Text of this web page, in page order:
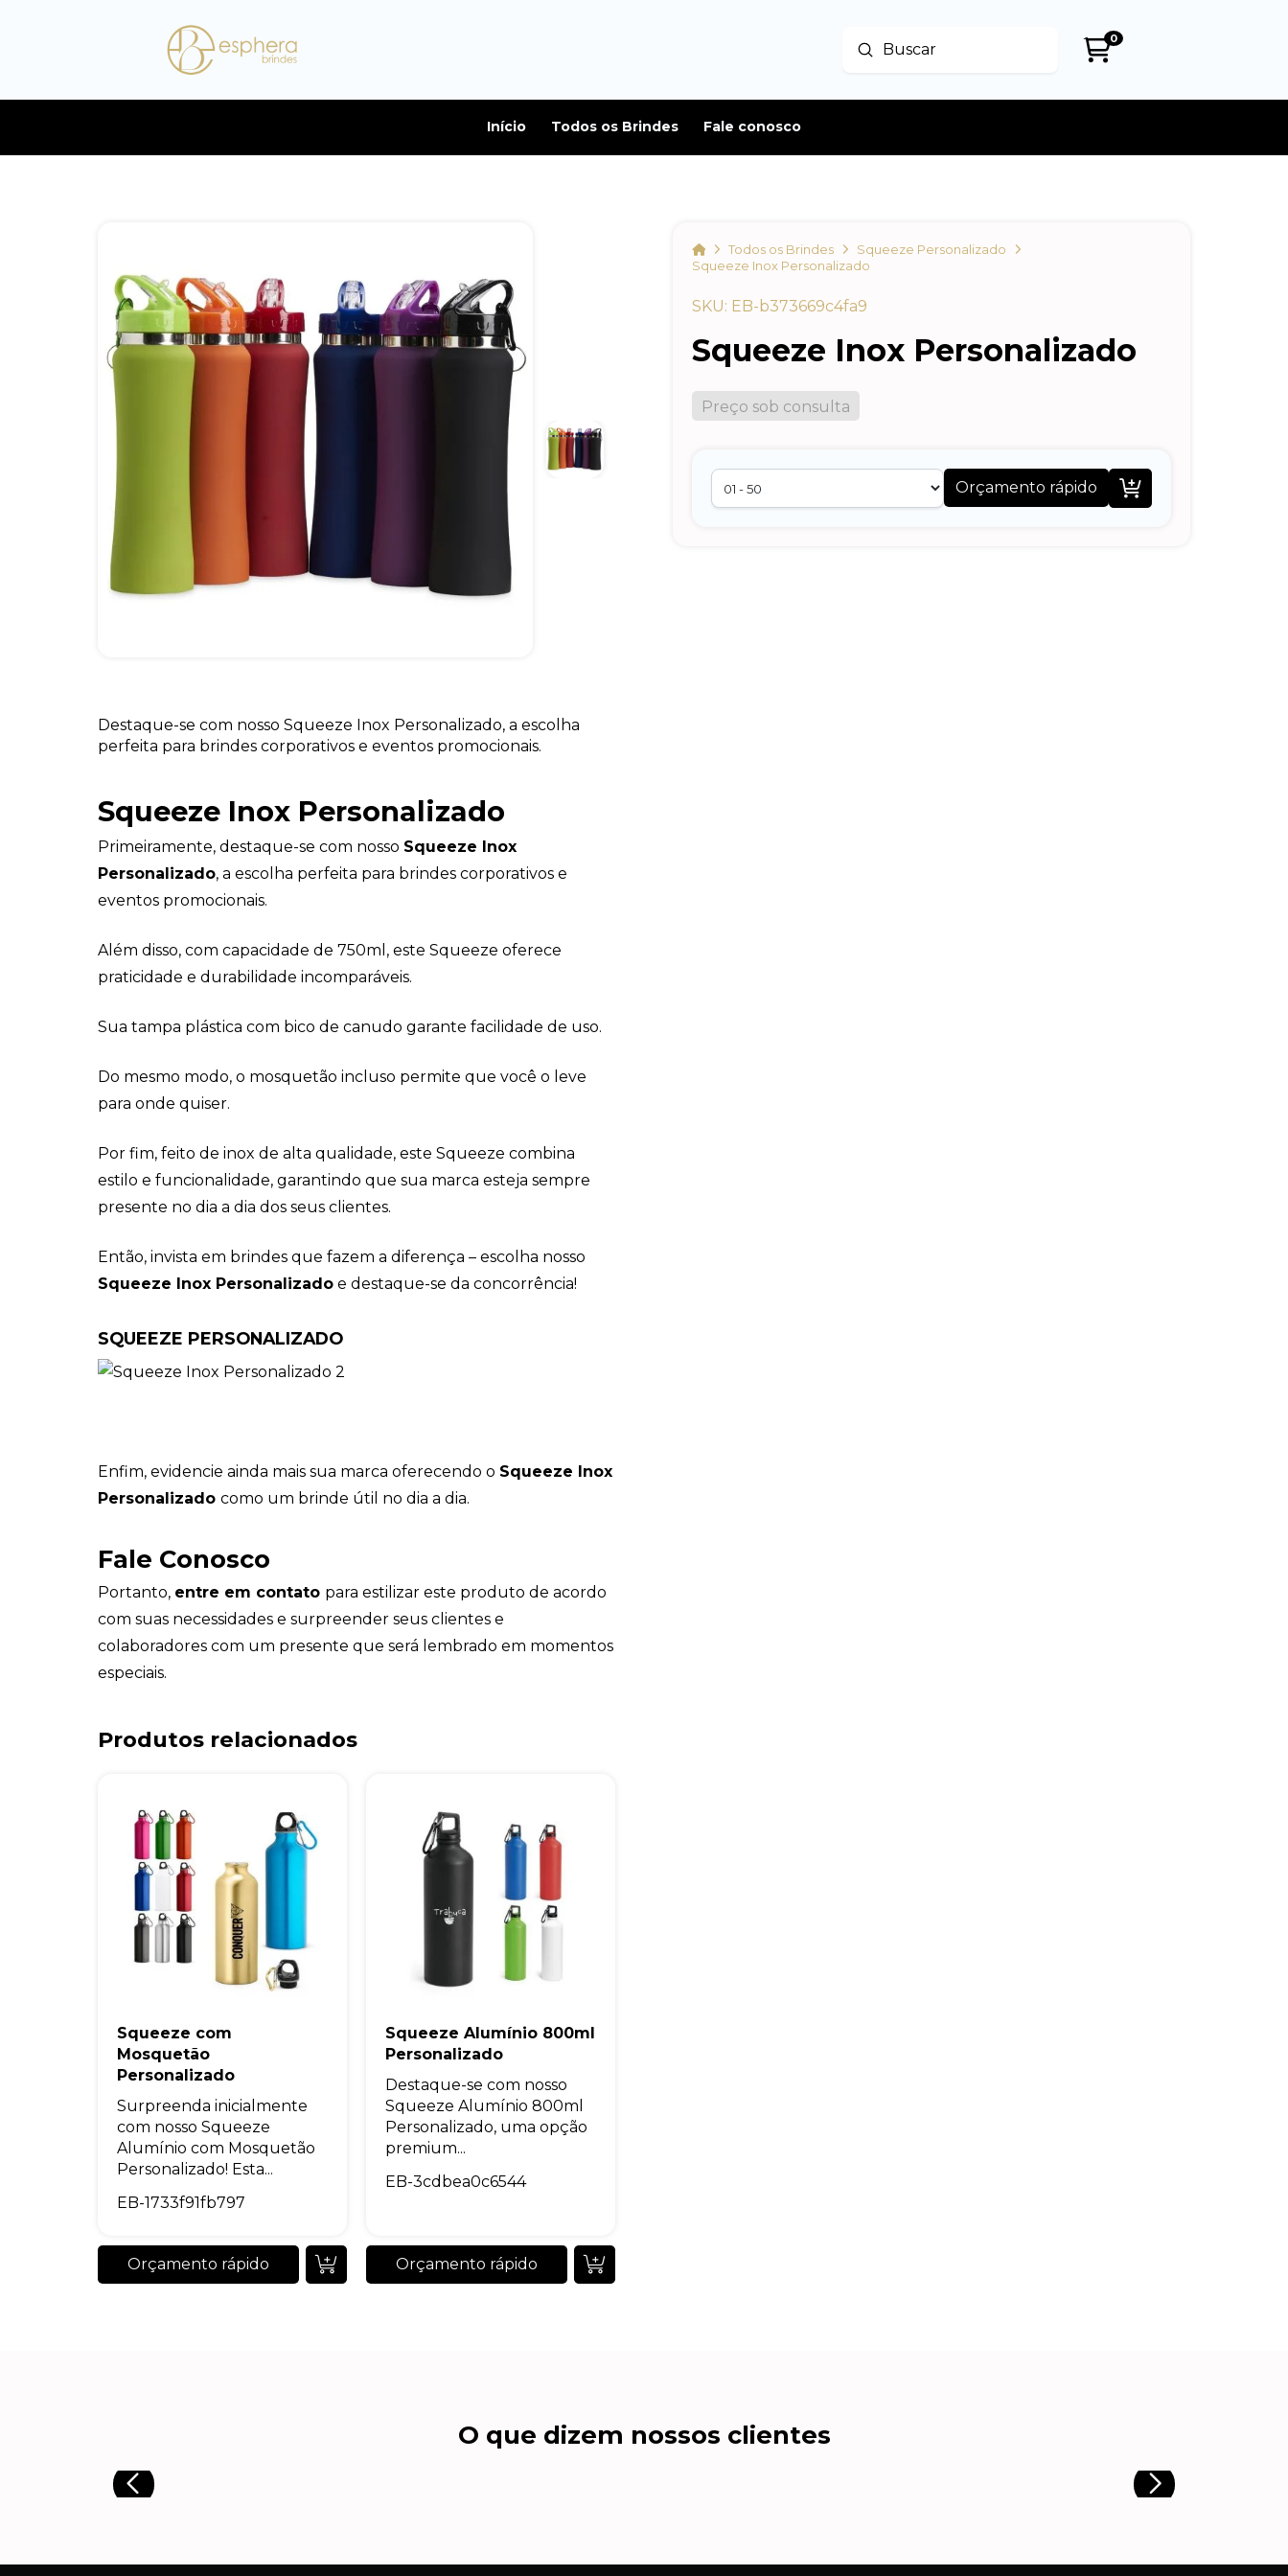
Buscar
Enviar
0
Início Todos os Brindes Fale conosco
HomeTodos os Brindes
Squeeze Personalizado
Squeeze Inox Personalizado
SKU: EB-b373669c4fa9
Squeeze Inox Personalizado
Preço sob consulta
Orçamento rápido 
Destaque-se com nosso Squeeze Inox Personalizado, a escolha
perfeita para brindes corporativos e eventos promocionais.
Squeeze Inox Personalizado
Primeiramente, destaque-se com nosso Squeeze Inox
Personalizado, a escolha perfeita para brindes corporativos e
eventos promocionais.
Além disso, com capacidade de 750ml, este Squeeze oferece
praticidade e durabilidade incomparáveis.
Sua tampa plástica com bico de canudo garante facilidade de uso.
Do mesmo modo, o mosquetão incluso permite que você o leve
para onde quiser.
Por fim, feito de inox de alta qualidade, este Squeeze combina
estilo e funcionalidade, garantindo que sua marca esteja sempre
presente no dia a dia dos seus clientes.
Então, invista em brindes que fazem a diferença – escolha nosso
Squeeze Inox Personalizado e destaque-se da concorrência!
SQUEEZE PERSONALIZADO
Enfim, evidencie ainda mais sua marca oferecendo o Squeeze Inox
Personalizado como um brinde útil no dia a dia.
Fale Conosco
Portanto, entre em contato para estilizar este produto de acordo
com suas necessidades e surpreender seus clientes e
colaboradores com um presente que será lembrado em momentos
especiais.
Produtos relacionados
Squeeze com
Mosquetão
Personalizado
Surpreenda inicialmente
com nosso Squeeze
Alumínio com Mosquetão
Personalizado! Esta...
EB-1733f91fb797
Orçamento rápido
Squeeze Alumínio 800ml
Personalizado
Destaque-se com nosso
Squeeze Alumínio 800ml
Personalizado, uma opção
premium...
EB-3cdbea0c6544
Orçamento rápido
O que dizem nossos clientes
Eu concordo em receber comunicações.
privacidade, utilizaremos seus dados apenas para fins de